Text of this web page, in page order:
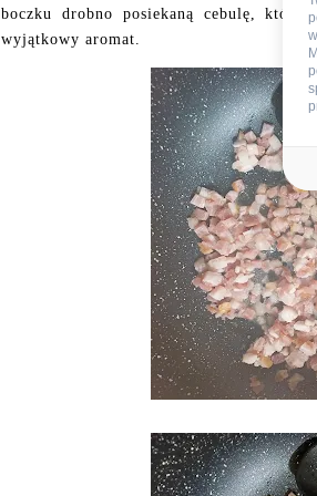
boczku drobno posiekaną cebulę,
wyjątkowy aromat.